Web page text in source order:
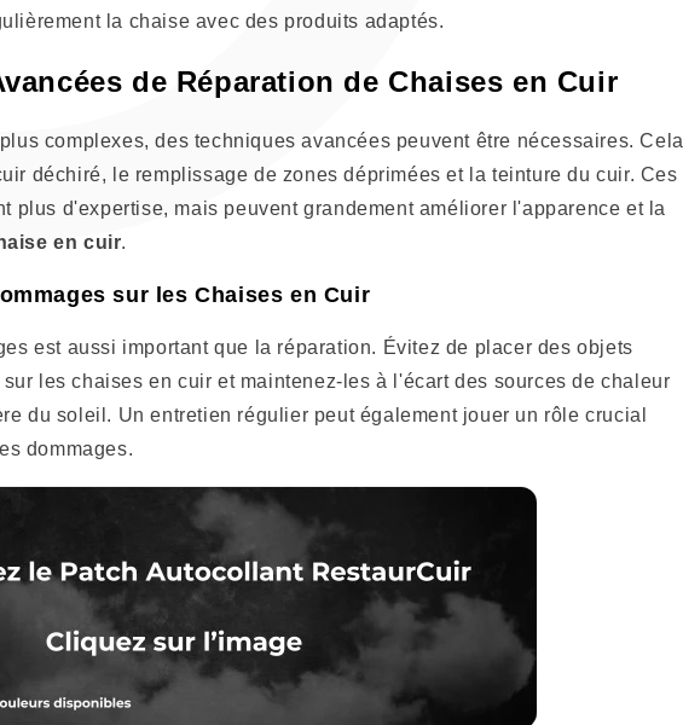
la chaise avec des produits adaptés.
de Réparation de Chaises en Cuir
complexes, des techniques avancées peuvent être nécessaires. Cela
déchiré, le remplissage de zones déprimées et la teinture du cuir. Ces
plus d'expertise, mais peuvent grandement améliorer l'apparence et la
en cuir.
sur les Chaises en Cuir
est aussi important que la réparation. Évitez de placer des objets
sur les chaises en cuir et maintenez-les à l'écart des sources de chaleur
du soleil. Un entretien régulier peut également jouer un rôle crucial
dommages.